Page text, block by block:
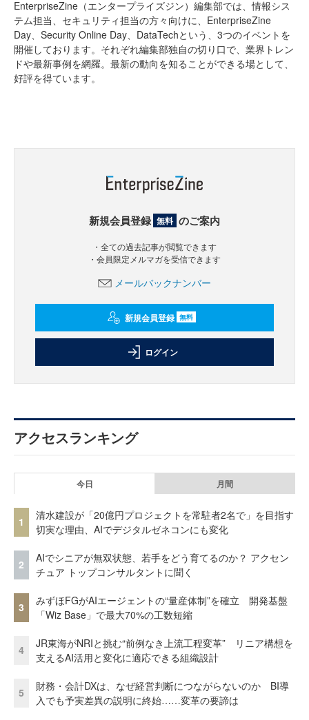
EnterpriseZine（エンタープライズジン）編集部では、情報シス
テム担当、セキュリティ担当の方々向けに、EnterpriseZine
Day、Security Online Day、DataTechという、3つのイベントを
開催しております。それぞれ編集部独自の切り口で、業界トレン
ドや最新事例を網羅。最新の動向を知ることができる場として、
好評を得ています。
新規会員登録 無料 のご案内
・全ての過去記事が閲覧できます
・会員限定メルマガを受信できます
メールバックナンバー
新規会員登録 無料
ログイン
アクセスランキング
今日 月間
1
清水建設が「20億円プロジェクトを常駐者2名で」を目指す
切実な理由、AIでデジタルゼネコンにも変化
2
AIでシニアが無双状態、若手をどう育てるのか？ アクセン
チュア トップコンサルタントに聞く
3
みずほFGがAIエージェントの“量産体制”を確立 開発基盤
「Wiz Base」で最大70%の工数短縮
4
JR東海がNRIと挑む“前例なき上流工程変革” リニア構想を
支えるAI活用と変化に適応できる組織設計
5
財務・会計DXは、なぜ経営判断につながらないのか BI導
入でも予実差異の説明に終始……変革の要諦は